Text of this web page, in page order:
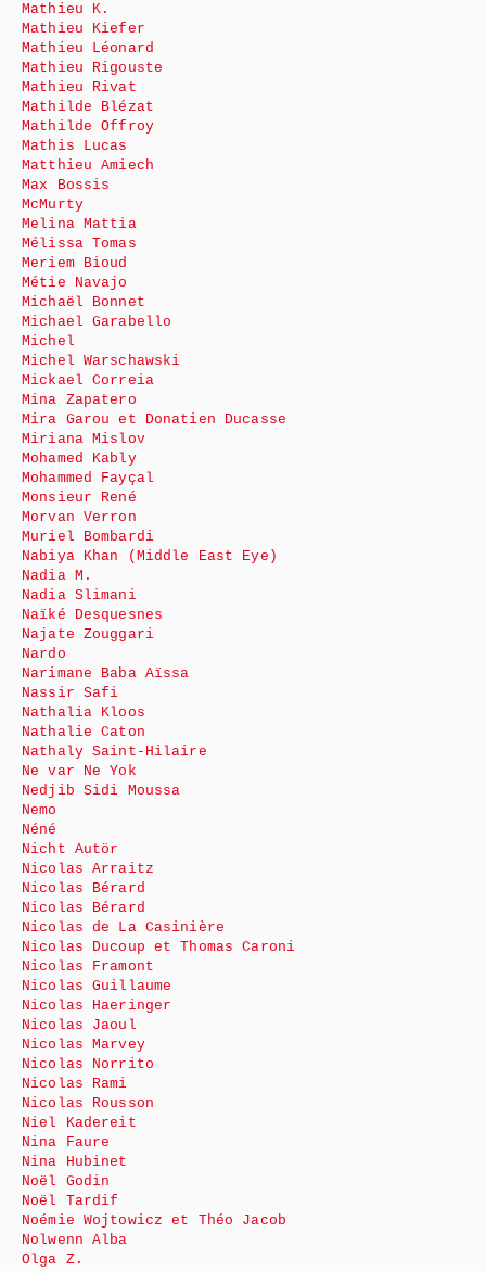
Mathieu K.
Mathieu Kiefer
Mathieu Léonard
Mathieu Rigouste
Mathieu Rivat
Mathilde Blézat
Mathilde Offroy
Mathis Lucas
Matthieu Amiech
Max Bossis
McMurty
Melina Mattia
Mélissa Tomas
Meriem Bioud
Métie Navajo
Michaël Bonnet
Michael Garabello
Michel
Michel Warschawski
Mickael Correia
Mina Zapatero
Mira Garou et Donatien Ducasse
Miriana Mislov
Mohamed Kably
Mohammed Fayçal
Monsieur René
Morvan Verron
Muriel Bombardi
Nabiya Khan (Middle East Eye)
Nadia M.
Nadia Slimani
Naïké Desquesnes
Najate Zouggari
Nardo
Narimane Baba Aïssa
Nassir Safi
Nathalia Kloos
Nathalie Caton
Nathaly Saint-Hilaire
Ne var Ne Yok
Nedjib Sidi Moussa
Nemo
Néné
Nicht Autör
Nicolas Arraitz
Nicolas Bérard
Nicolas Bérard
Nicolas de La Casinière
Nicolas Ducoup et Thomas Caroni
Nicolas Framont
Nicolas Guillaume
Nicolas Haeringer
Nicolas Jaoul
Nicolas Marvey
Nicolas Norrito
Nicolas Rami
Nicolas Rousson
Niel Kadereit
Nina Faure
Nina Hubinet
Noël Godin
Noël Tardif
Noémie Wojtowicz et Théo Jacob
Nolwenn Alba
Olga Z.